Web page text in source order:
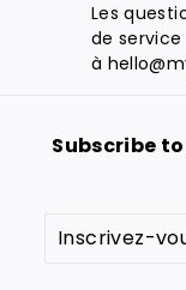
Les
de
à
Subscribe
Inscrivez-
vous
S'inscrire